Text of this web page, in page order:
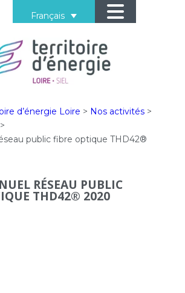
Français
d’énergie Loire > Nos activités>
>
public fibre optique THD42®
RÉSEAU PUBLIC
THD42® 2020